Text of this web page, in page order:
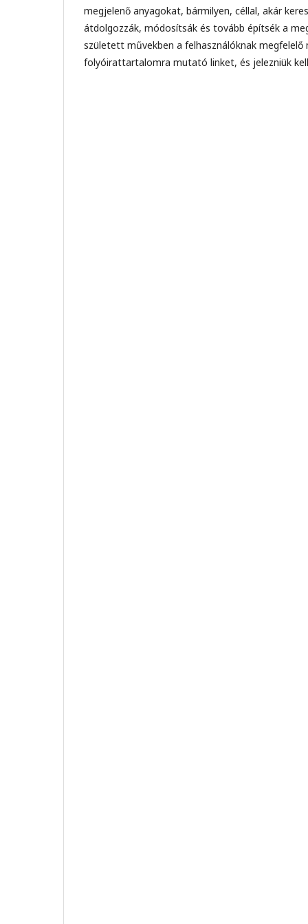
megjelenő anyagokat, bármilyen, céllal, akár
átdolgozzák, módosítsák és tovább építsék a
született művekben a felhasználóknak
folyóirattartalomra mutató linket, és jelezniük